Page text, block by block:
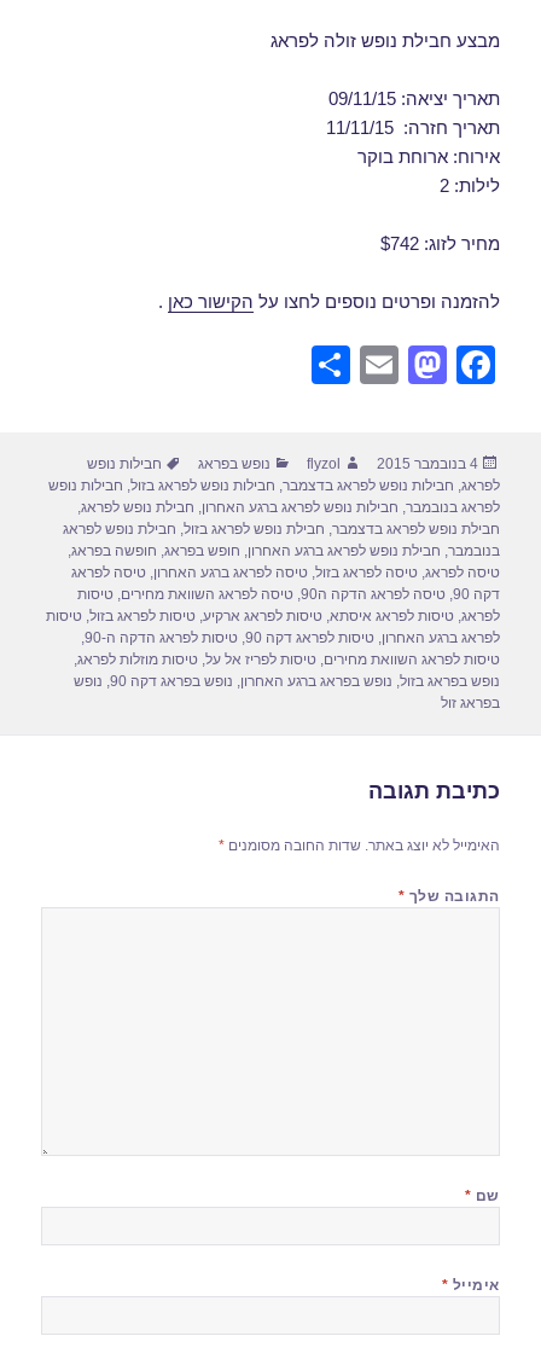
מבצע חבילת נופש זולה לפראג
תאריך יציאה: 09/11/15
תאריך חזרה: 11/11/15
אירוח: ארוחת בוקר
לילות: 2
מחיר לזוג: $742
להזמנה ופרטים נוספים לחצו על הקישור כאן .
F
e
b
o
o
k
M
o
d
o
n
E
e
פורסם
בתאריך
4 בנובמבר 2015 מחבר
flyzol קטגוריות
נופש בפראג תגיות
חבילות נופש
לפראג, חבילות נופש לפראג בדצמבר, חבילות נופש לפראג בזול, חבילות נופש
לפראג בנובמבר, חבילות נופש לפראג ברגע האחרון, חבילת נופש לפראג,
חבילת נופש לפראג בדצמבר, חבילת נופש לפראג בזול, חבילת נופש לפראג
בנובמבר, חבילת נופש לפראג ברגע האחרון, חופש בפראג, חופשה בפראג,
טיסה לפראג,טיסה לפראג בזול,טיסה לפראג ברגע האחרון,טיסה לפראג
דקה 90
,טיסה לפראג הדקה ה90 ,טיסה לפראג השוואת מחירים,טיסות
לפראג,טיסות לפראג איסתא,טיסות לפראג ארקיע,טיסות לפראג בזול,טיסות
לפראג ברגע האחרון,טיסות לפראג דקה 90 ,טיסות לפראג הדקה ה-90
,
טיסות לפראג השוואת מחירים,טיסות לפריז אל על,טיסות מוזלות לפראג,
נופש בפראג בזול, נופש בפראג ברגע האחרון, נופש בפראג דקה 90 , נופש
בפראג זול
כתיבת תגובה
האימייל לא יוצג באתר. שדות החובה מסומנים*
התגובה שלך *
שם *
אימייל *